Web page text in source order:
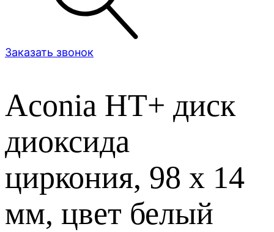
Заказать звонок
Aconia HT+ диск
диоксида
циркония, 98 x 14
мм, цвет белый